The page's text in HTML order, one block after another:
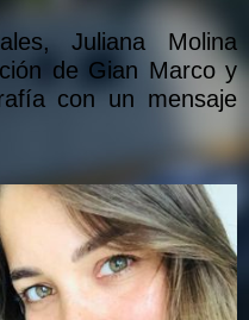
Juliana Molina
de Gian Marco y
con un mensaje